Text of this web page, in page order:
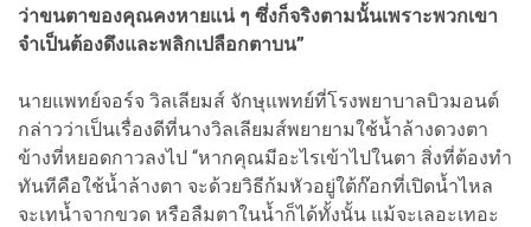
ว่าขนตาของคุณคงหายแน่ ๆ ซึ่งก็จริงตามนั้นเพราะพวกเขา
จำเป็นต้องดึงและพลิกเปลือกตาบน”
นายแพทย์จอร์จ วิลเลียมส์ จักษุแพทย์ที่โรงพยาบาลบิวมอนต์
กล่าวว่าเป็นเรื่องดีที่นางวิลเลียมส์พยายามใช้น้ำล้างดวงตา
ข้างที่หยอดกาวลงไป “หากคุณมีอะไรเข้าไปในตา สิ่งที่ต้องทำ
ทันทีคือใช้น้ำล้างตา จะด้วยวิธีก้มหัวอยู่ใต้ก๊อกที่เปิดน้ำไหล
จะเทน้ำจากขวด หรือลืมตาในน้ำก็ได้ทั้งนั้น แม้จะเลอะเทอะ